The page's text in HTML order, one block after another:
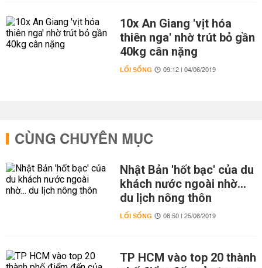
10x An Giang 'vịt hóa
thiên nga' nhờ trút bỏ gần
40kg cân nặng
LỐI SỐNG 09:12 | 04/06/2019
CÙNG CHUYÊN MỤC
Nhật Bản 'hốt bạc' của du
khách nước ngoài nhờ…
du lịch nông thôn
LỐI SỐNG 08:50 | 25/06/2019
TP HCM vào top 20 thành